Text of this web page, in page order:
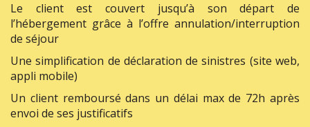
Le client est couvert jusqu’à son départ de
l’hébergement grâce à l’offre annulation/interruption
de séjour
Une simplification de déclaration de sinistres (site web,
appli mobile)
Un client remboursé dans un délai max de 72h après
envoi de ses justificatifs